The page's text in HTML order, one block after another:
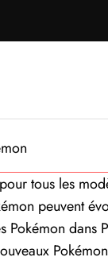
tous les
peuvent
Pokémon dans